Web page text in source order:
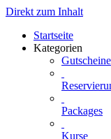
Direkt zum Inhalt
Startseite
Kategorien
Gutscheine
Packages
Kurse